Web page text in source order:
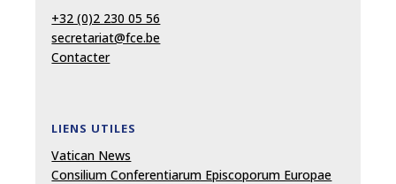
+32 (0)2 230 05 56
secretariat@fce.be
Contacter
LIENS UTILES
Vatican News
Consilium Conferentiarum Episcoporum Europae